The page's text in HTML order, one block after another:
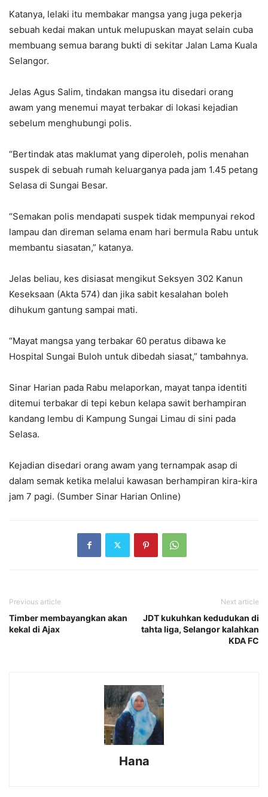
Katanya, lelaki itu membakar mangsa yang juga pekerja
sebuah kedai makan untuk melupuskan mayat selain cuba
membuang semua barang bukti di sekitar Jalan Lama Kuala
Selangor.
Jelas Agus Salim, tindakan mangsa itu disedari orang
awam yang menemui mayat terbakar di lokasi kejadian
sebelum menghubungi polis.
“Bertindak atas maklumat yang diperoleh, polis menahan
suspek di sebuah rumah keluarganya pada jam 1.45 petang
Selasa di Sungai Besar.
“Semakan polis mendapati suspek tidak mempunyai rekod
lampau dan direman selama enam hari bermula Rabu untuk
membantu siasatan,” katanya.
Jelas beliau, kes disiasat mengikut Seksyen 302 Kanun
Keseksaan (Akta 574) dan jika sabit kesalahan boleh
dihukum gantung sampai mati.
“Mayat mangsa yang terbakar 60 peratus dibawa ke
Hospital Sungai Buloh untuk dibedah siasat,” tambahnya.
Sinar Harian pada Rabu melaporkan, mayat tanpa identiti
ditemui terbakar di tepi kebun kelapa sawit berhampiran
kandang lembu di Kampung Sungai Limau di sini pada
Selasa.
Kejadian disedari orang awam yang ternampak asap di
dalam semak ketika melalui kawasan berhampiran kira-kira
jam 7 pagi. (Sumber Sinar Harian Online)
Previous article
Timber membayangkan akan
kekal di Ajax
Next article
JDT kukuhkan kedudukan di
tahta liga, Selangor kalahkan
KDA FC
Hana